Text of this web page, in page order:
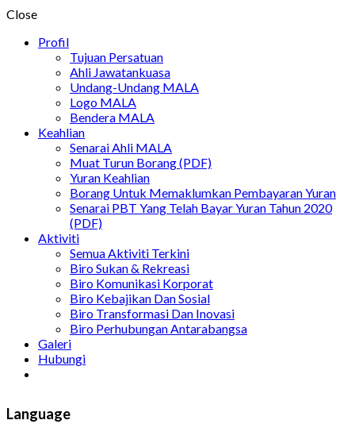
Close
Profil
Tujuan Persatuan
Ahli Jawatankuasa
Undang-Undang MALA
Logo MALA
Bendera MALA
Keahlian
Senarai Ahli MALA
Muat Turun Borang (PDF)
Yuran Keahlian
Borang Untuk Memaklumkan Pembayaran Yuran
Senarai PBT Yang Telah Bayar Yuran Tahun 2020
(PDF)
Aktiviti
Semua Aktiviti Terkini
Biro Sukan & Rekreasi
Biro Komunikasi Korporat
Biro Kebajikan Dan Sosial
Biro Transformasi Dan Inovasi
Biro Perhubungan Antarabangsa
Galeri
Hubungi
Language